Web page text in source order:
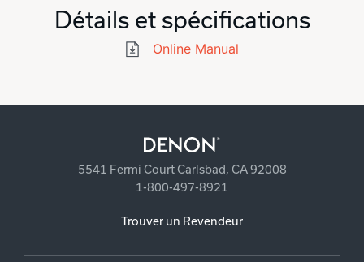
Détails et spécifications
Online Manual
5541 Fermi Court Carlsbad, CA 92008
1-800-497-8921
Trouver un Revendeur